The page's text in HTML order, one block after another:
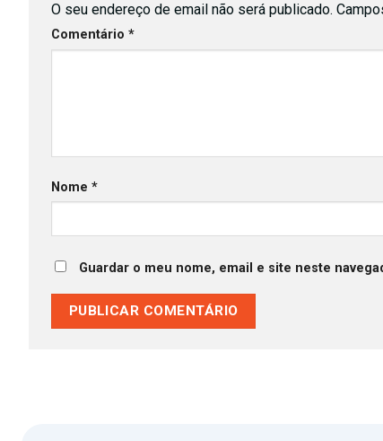
O seu endereço de email não será publicado.
Comentário *
Nome *
Guardar o meu nome, email e site neste